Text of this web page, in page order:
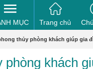
MỤC Trang chủ
thủy phòng khách giúp gia
phòng khách